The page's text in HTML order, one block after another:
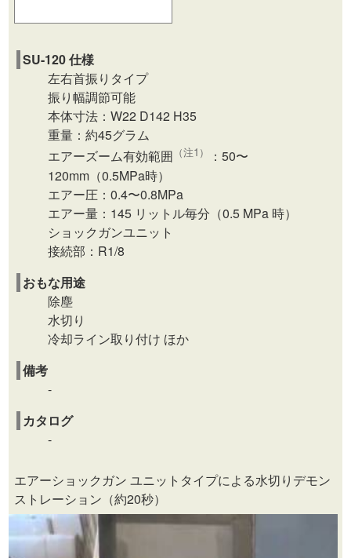
SU-120 仕様
左右首振りタイプ
振り幅調節可能
本体寸法：W22 D142 H35
重量：約45グラム
エアーズーム有効範囲 （注1）
：50〜
120mm（0.5MPa時）
エアー圧：0.4〜0.8MPa
エアー量：145 リットル毎分（0.5 MPa 時）
ショックガンユニット
接続部：R1/8
おもな用途
除塵
水切り
冷却ライン取り付け ほか
備考
-
カタログ
-
エアーショックガン ユニットタイプによる水切りデモン
ストレーション（約20秒）